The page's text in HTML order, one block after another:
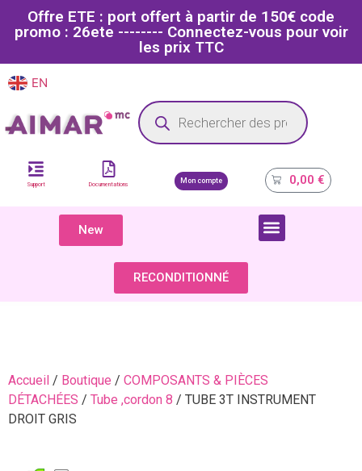
Offre ETE : port offert à partir de 150€ code
promo : 26ete -------- Connectez-vous pour voir
les prix TTC
EN
Site dédié aux professionnels de la santé
Support Documentations
Mon compte 0,00€
New
RECONDITIONNÉ
Accueil / Boutique / COMPOSANTS & PIÈCES
DÉTACHÉES / Tube ,cordon 8 / TUBE 3T INSTRUMENT
DROIT GRIS